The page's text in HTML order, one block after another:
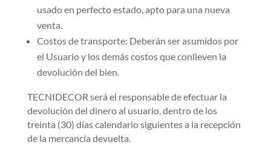
usado en perfecto estado, apto para una nueva
venta.
Costos de transporte: Deberán ser asumidos por
el Usuario y los demás costos que conlleven la
devolución del bien.
TECNIDECOR será el responsable de efectuar la
devolución del dinero al usuario, dentro de los
treinta (30) días calendario siguientes a la recepción
de la mercancía devuelta.